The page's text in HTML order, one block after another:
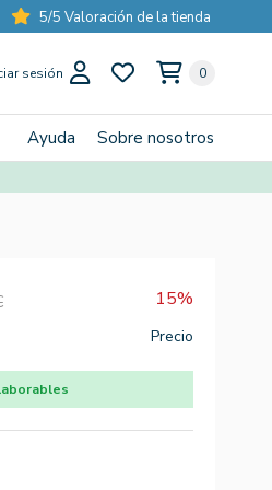
5/5 Valoración de la tienda
sesión 0
Ayuda Sobre nosotros
15%
Precio